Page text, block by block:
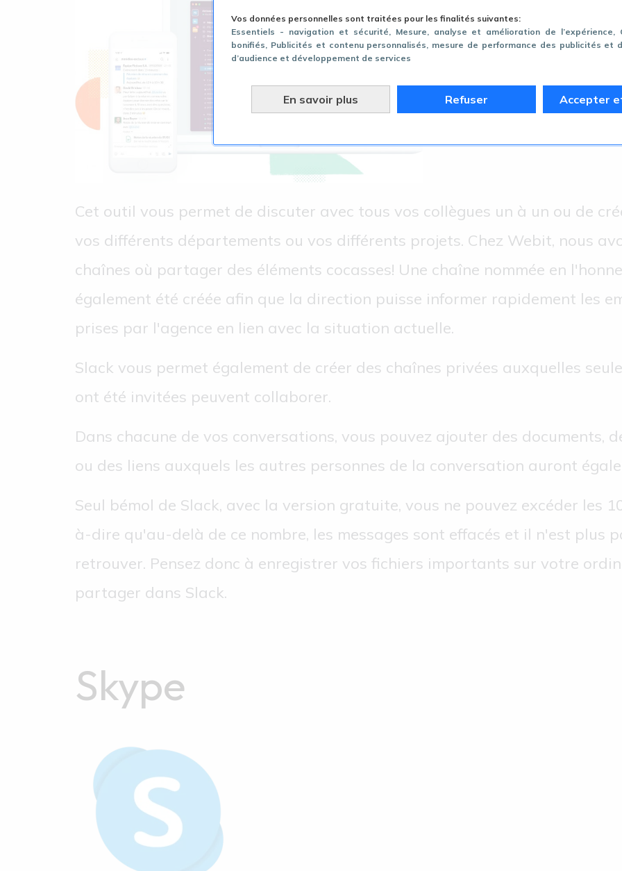
Vos données personnelles sont traitées pour les finalités suivantes:
Essentiels - navigation et sécurité , Mesure, analyse et amélioration de l’expérience
bonifiés , Publicités et contenu personnalisés, mesure de performance des publicités et
d’audience et développement de services
En savoir plus Refuser Accepter
Cet outil vous permet de discuter avec tous vos collègues un à un ou de
vos différents départements ou vos différents projets. Chez Webit, nous
chaînes où partager des éléments cocasses! Une chaîne nommée en
également été créée afin que la direction puisse informer rapidement les
prises par l'agence en lien avec la situation actuelle.
Slack vous permet également de créer des chaînes privées auxquelles
ont été invitées peuvent collaborer.
Dans chacune de vos conversations, vous pouvez ajouter des documents,
ou des liens auxquels les autres personnes de la conversation auront
Seul bémol de Slack, avec la version gratuite, vous ne pouvez excéder les
à-dire qu'au-delà de ce nombre, les messages sont effacés et il n'est plus
retrouver. Pensez donc à enregistrer vos fichiers importants sur votre
partager dans Slack.
Skype